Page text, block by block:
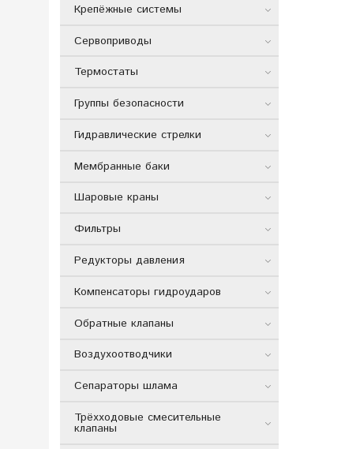
Крепёжные системы
Сервоприводы
Термостаты
Группы безопасности
Гидравлические стрелки
Мембранные баки
Шаровые краны
Фильтры
Редукторы давления
Компенсаторы гидроударов
Обратные клапаны
Воздухоотводчики
Сепараторы шлама
Трёхходовые смесительные
клапаны